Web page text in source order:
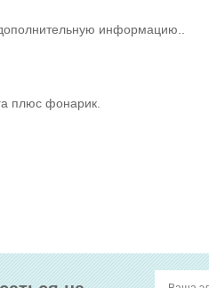
информацию..
плюс фонарик.